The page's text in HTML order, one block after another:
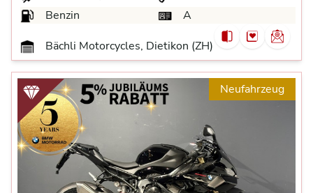
Benzin
A
Bächli Motorcycles, Dietikon (ZH)
Neufahrzeug